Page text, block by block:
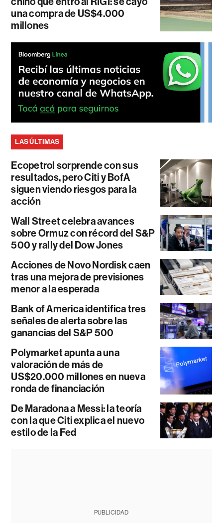
una compra de US$4.000
millones
LAS ÚLTIMAS
Ecopetrol sorprende con sus
resultados, pero Citi y BofA
siguen viendo riesgos para la
acción
Wall Street celebra avances
sobre Ormuz con récord del S&P
500 y rally del Dow Jones
Acciones de Novo Nordisk caen
tras una mejora de previsiones
menor a la esperada
Bank of America identifica tres
señales de alerta sobre las
ganancias del S&P 500
Polymarket apunta a una
valoración de más de
US$20.000 millones en nueva
ronda de financiación
De Maradona a Messi: la teoría
con la que Citi explica el nuevo
estilo de la Fed
PUBLICIDAD